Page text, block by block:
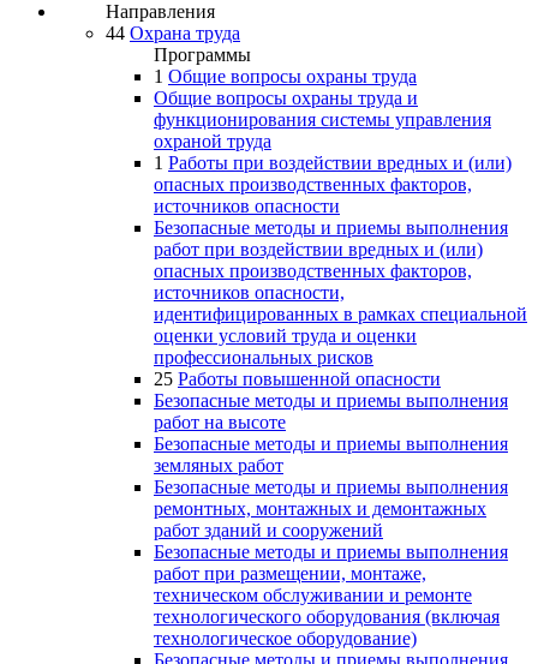
Направления
44 Охрана труда
Программы
1 Общие вопросы охраны труда
Общие вопросы охраны труда и
функционирования системы управления
охраной труда
1 Работы при воздействии вредных и (или)
опасных производственных факторов,
источников опасности
Безопасные методы и приемы выполнения
работ при воздействии вредных и (или)
опасных производственных факторов,
источников опасности,
идентифицированных в рамках специальной
оценки условий труда и оценки
профессиональных рисков
25 Работы повышенной опасности
Безопасные методы и приемы выполнения
работ на высоте
Безопасные методы и приемы выполнения
земляных работ
Безопасные методы и приемы выполнения
ремонтных, монтажных и демонтажных
работ зданий и сооружений
Безопасные методы и приемы выполнения
работ при размещении, монтаже,
техническом обслуживании и ремонте
технологического оборудования (включая
технологическое оборудование)
Безопасные методы и приемы выполнения